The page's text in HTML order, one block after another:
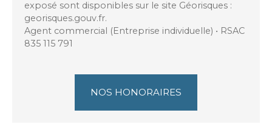
exposé sont disponibles sur le site Géorisques :
georisques.gouv.fr.
Agent commercial (Entreprise individuelle) • RSAC
835 115 791
NOS HONORAIRES